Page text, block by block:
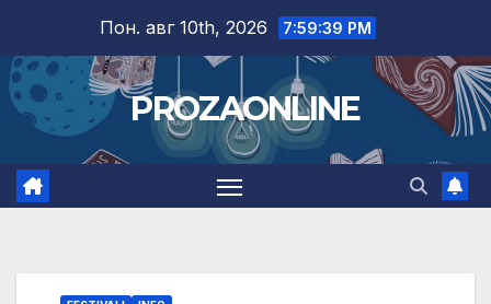
content
Пон. авг 10th, 2026 7:59:40 PM
PROZAONLINE